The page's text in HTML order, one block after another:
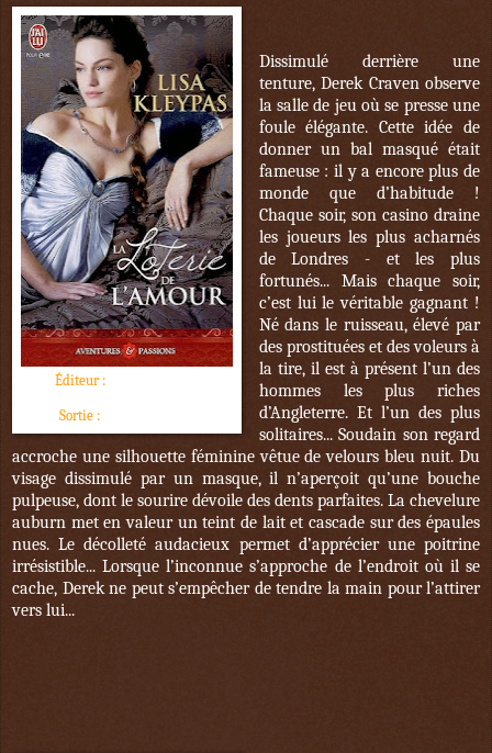
Éditeur :
Sortie :
Dissimulé derrière une
tenture, Derek Craven observe
la salle de jeu où se presse une
foule élégante. Cette idée de
donner un bal masqué était
fameuse : il y a encore plus de
monde que d’habitude !
Chaque soir, son casino draine
les joueurs les plus acharnés
de Londres - et les plus
fortunés... Mais chaque soir,
c’est lui le véritable gagnant !
Né dans le ruisseau, élevé par
des prostituées et des voleurs à
la tire, il est à présent l’un des
hommes les plus riches
d’Angleterre. Et l’un des plus
solitaires... Soudain son regard
accroche une silhouette féminine vêtue de velours bleu nuit. Du
visage dissimulé par un masque, il n’aperçoit qu’une bouche
pulpeuse, dont le sourire dévoile des dents parfaites. La chevelure
auburn met en valeur un teint de lait et cascade sur des épaules
nues. Le décolleté audacieux permet d’apprécier une poitrine
irrésistible... Lorsque l’inconnue s’approche de l’endroit où il se
cache, Derek ne peut s’empêcher de tendre la main pour l’attirer
vers lui...